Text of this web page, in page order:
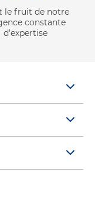
le fruit de notre
constante
d’expertise